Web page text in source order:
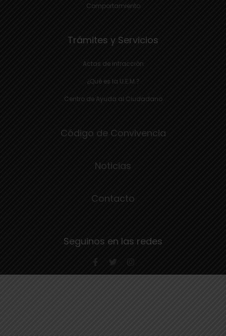
Comportamiento
Trámites y Servicios
Actas de infracción
¿Qué es la U.E.M.?
Centro de Ayuda al Ciudadano
Código de Convivencia
Noticias
Contacto
Seguinos en las redes